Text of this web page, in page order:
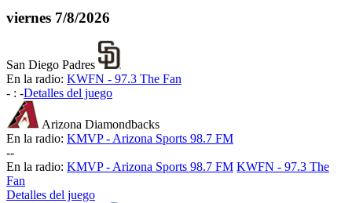
viernes 7/8/2026
San Diego Padres
En la radio: KWFN - 97.3 The Fan
- : -Detalles del juego
Arizona Diamondbacks
En la radio: KMVP - Arizona Sports 98.7 FM
--
En la radio: KMVP - Arizona Sports 98.7 FM KWFN - 97.3 The
Fan
Detalles del juego